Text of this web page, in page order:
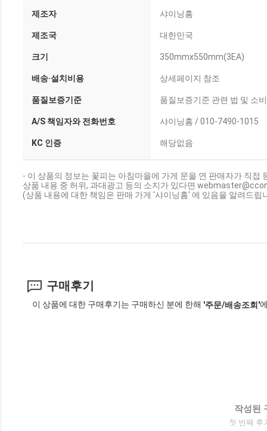
제조자 샤이닝홈
제조국 대한민국
크기 350mmx550mm(3EA)
배송·설치비용 상세페이지 참조
품질보증기준 품질보증기준 관련 법 및 소
A/S 책임자와 전화번호 샤이닝홈 / 010-7490-1015
KC 인증 해당없음
- 이 상품의 정보는 꽃피는 아침마을에 가게 문을 연 판매자가 직접
상품 내용 중 허위, 과대광고 등의 소지가 있다면
(상품 내용에 대한 책임은 판매 가게 '샤이닝홈' 에 있음을 알려드립
구매후기
이 상품에 대한 구매후기는 구매하신 분에 한해 '주문/배송조회'
작성된
첫 번째 후